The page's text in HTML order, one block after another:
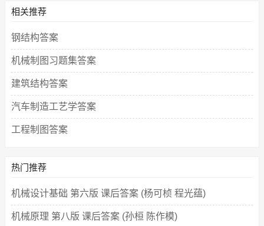
相关推荐
钢结构答案
机械制图习题集答案
建筑结构答案
汽车制造工艺学答案
工程制图答案
热门推荐
机械设计基础 第六版 课后答案 (杨可桢 程光蕴)
机械原理 第八版 课后答案 (孙桓 陈作模)